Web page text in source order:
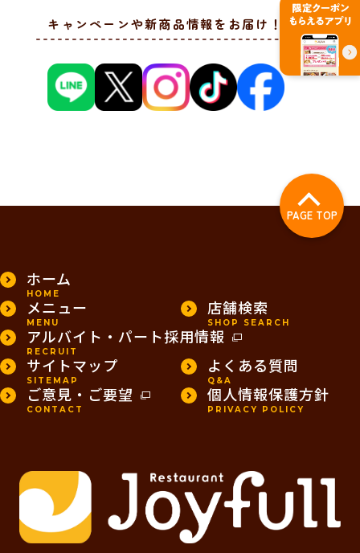
キャンペーンや新商品情報をお届け！
PAGE TOP
ホーム
HOME
メニュー
MENU
店舗検索
SHOP SEARCH
アルバイト・パート採用情報
RECRUIT
サイトマップ
SITEMAP
よくある質問
Q&A
ご意見・ご要望
CONTACT
個人情報保護方針
PRIVACY POLICY